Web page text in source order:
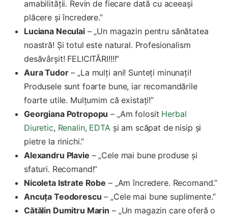
amabilității. Revin de fiecare dată cu aceeași
plăcere și încredere.”
Luciana Neculai– „Un magazin pentru sănătatea
noastră! Și totul este natural. Profesionalism
desăvârșit! FELICITĂRI!!!!”
Aura Tudor– „La mulți ani! Sunteți minunați!
Produsele sunt foarte bune, iar recomandările
foarte utile. Mulțumim că existați!”
Georgiana Potropopu – „Am folosit Herbal
Diuretic, Renalin, EDTA și am scăpat de nisip și
pietre la rinichi.”
Alexandru Plavie – „Cele mai bune produse și
sfaturi. Recomand!”
Nicoleta Istrate Robe – „Am încredere. Recomand.”
Ancuța Teodorescu – „Cele mai bune suplimente.”
Cătălin Dumitru Marin – „Un magazin care oferă o